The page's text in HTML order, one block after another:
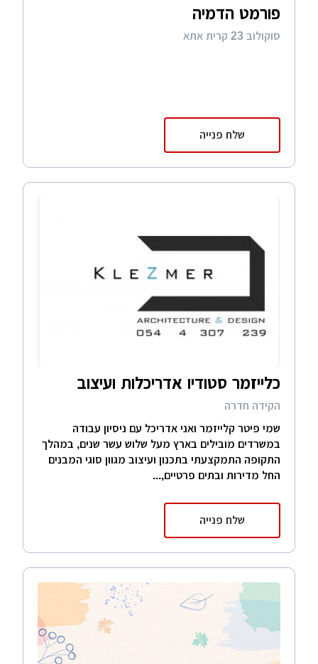
פורמט הדמיה
סוקולוב 23 קרית אתא
שלח פנייה
כלייזמר סטודיו אדריכלות ועיצוב
הקידה חדרה
שמי פיטר קלייזמר ואני אדריכל עם ניסיון עבודה
במשרדים מובילים בארץ מעל שלוש עשר שנים, במהלך
התקופה התמקצעתי בתכנון ועיצוב מגוון סוגי המבנים
החל מדירות ובתים פרטיים,...
שלח פנייה